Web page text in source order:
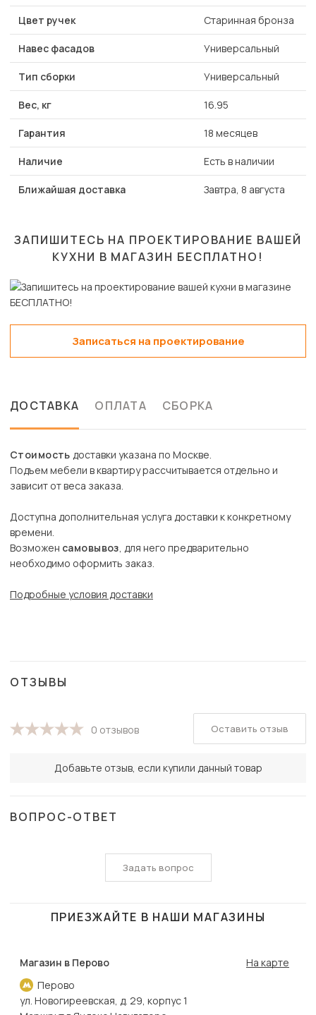
Цвет ручек Старинная бронза
Навес фасадов Универсальный
Тип сборки Универсальный
Вес, кг 16.95
Гарантия 18 месяцев
Наличие Есть в наличии
Ближайшая доставка Завтра, 8 августа
ЗАПИШИТЕСЬ НА ПРОЕКТИРОВАНИЕ ВАШЕЙ
КУХНИ В МАГАЗИН БЕСПЛАТНО!
Записаться на проектирование
ДОСТАВКА ОПЛАТА СБОРКА
Стоимость доставки указана по Москве.
Подъем мебели в квартиру рассчитывается отдельно и
зависит от веса заказа.
Доступна дополнительная услуга доставки к конкретному
времени.
Возможен самовывоз, для него предварительно
необходимо оформить заказ.
Подробные условия доставки
ОТЗЫВЫ
0 отзывов
Добавьте отзыв, если купили данный товар
Оставить отзыв
ВОПРОС-ОТВЕТ
Задать вопрос
ПРИЕЗЖАЙТЕ В НАШИ МАГАЗИНЫ
Магазин в Перово
Перово
На карте
ул. Новогиреевская, д. 29, корпус 1